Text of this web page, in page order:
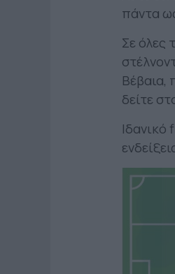
πάντα
Σε όλες
Βέβαια,
δείτε